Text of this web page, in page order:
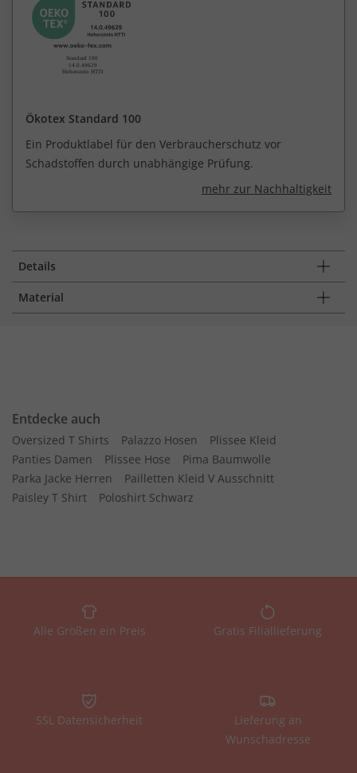
Ökotex Standard 100
Ein Produktlabel für den Verbraucherschutz vor
Schadstoffen durch unabhängige Prüfung.
mehr zur Nachhaltigkeit
Details
Material
Entdecke auch
Oversized T Shirts Palazzo Hosen
Plissee Kleid
Panties Damen
Plissee Hose
Pima Baumwolle
Parka Jacke Herren
Pailletten Kleid V Ausschnitt
Paisley T Shirt
Poloshirt Schwarz
Alle Größen ein Preis Gratis Filiallieferung
SSL Datensicherheit
Lieferung an
Wunschadresse